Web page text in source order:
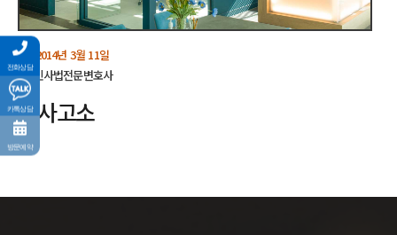
2014년 3월 11일
BY민사법전문변호사
형사고소
전화상담
카톡상담
방문예약